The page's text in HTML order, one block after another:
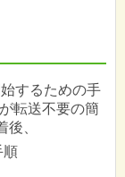
するための手
が転送不要の簡
、
順